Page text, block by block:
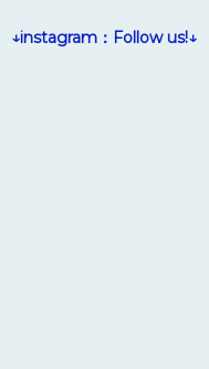
↓instagram：Follow us!↓